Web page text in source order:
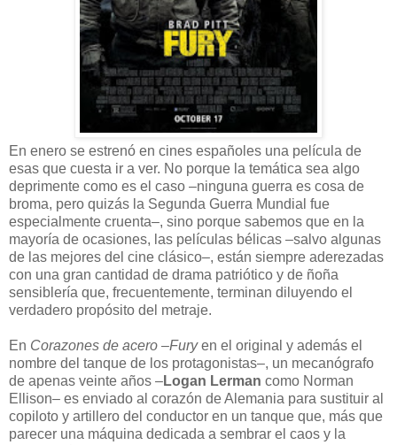
En enero se estrenó en cines españoles una película de
esas que cuesta ir a ver. No porque la temática sea algo
deprimente como es el caso –ninguna guerra es cosa de
broma, pero quizás la Segunda Guerra Mundial fue
especialmente cruenta–, sino porque sabemos que en la
mayoría de ocasiones, las películas bélicas –salvo algunas
de las mejores del cine clásico–, están siempre aderezadas
con una gran cantidad de drama patriótico y de ñoña
sensiblería que, frecuentemente, terminan diluyendo el
verdadero propósito del metraje.
En Corazones de acero –Furyen el original y además el
nombre del tanque de los protagonistas–, un mecanógrafo
de apenas veinte años –Logan Lerman como Norman
Ellison– es enviado al corazón de Alemania para sustituir al
copiloto y artillero del conductor en un tanque que, más que
parecer una máquina dedicada a sembrar el caos y la